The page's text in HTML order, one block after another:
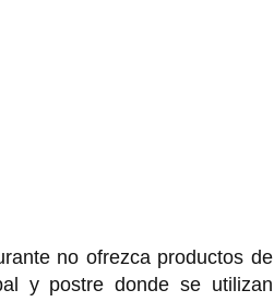
no ofrezca productos de
y postre donde se utilizan